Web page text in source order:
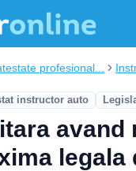
profesional...
instructor auto
avand
legala